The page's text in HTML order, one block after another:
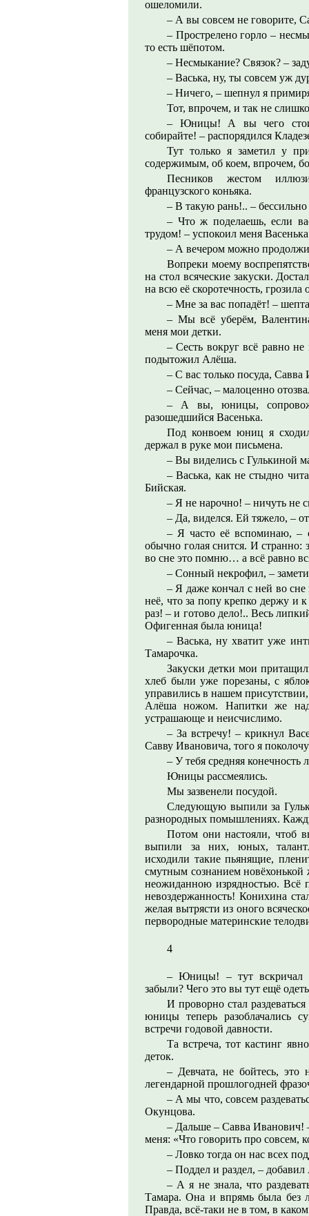
ошеломили.
– А вы совсем не говорите,
– Прострелено горло –
то есть шёпотом.
– Несмыкание? Связок? –
– Васька, ну, ты совсем уж
– Ничего, – шепнул я
Тот, впрочем, и так не
– Юницы! А вы чего
собирайте! – распорядился
Тут только я заметил у
содержимым, об коем, впрочем,
Песников жестом
французского коньяка.
– В такую рань!.. – бессильно
– Что ж поделаешь, если
трудом! – успокоил меня
– А вечером можно
Вопреки моему
на стол всяческие закуски.
на всю её скоротечность, грозила
– Мне за вас попадёт! –
– Мы всё уберём,
меня мои детки.
– Сесть вокруг всё равно
подытожил Алёша.
– С вас только посуда, Савва
– Сейчас, – малоценно
– А вы, юницы,
разошедшийся Васенька.
Под конвоем юниц я
держал в руке мои письмена.
– Вы виделись с Гулькиной
– Васька, как не стыдно
Бийская.
– Я не нарочно! – ничуть не
– Да, виделся. Ей тяжело, –
– Я часто её вспоминаю, –
обычно голая снится. И
во сне это помню… а всё равно
– Сонный некрофил, –
– Я даже кончал с ней во сне
неё, что за попу крепко держу и
раз! – и готово дело!.. Весь
Офигенная была юница!
– Васька, ну хватит уже
Тамарочка.
Закуски детки мои
хлеб были уже порезаны, с
управились в нашем
Алёша ножом. Напитки же над
устрашающе и неисчислимо.
– За встречу! – крикнул
Савву Ивановича, того я
– У тебя средняя конечность
Юницы рассмеялись.
Мы зазвенели посудой.
Следующую выпили за
разнородных помышлениях.
Потом они настояли, чтоб
выпили за них, юных,
исходили такие пьянящие,
смутным сознанием новёхонькой
неожиданною изрядностью. Всё
невоздержанность! Конихина
желая вытрясти из оного
первородные материнские
4
– Юницы! – тут вскричал
забыли? Чего это вы тут ещё
И проворно стал
юницы теперь разоблачались
встречи годовой давности.
Та встреча, тот кастинг
деток.
– Девчата, не бойтесь, это
легендарной прошлогодней
– А мы что, совсем
Окунцова.
– Дальше – Савва Иванович!
меня: «Что говорить про совсем,
– Ловко тогда он нас всех
– Поддел и раздел, –
– А я не знала, что
Тамара. Она и впрямь была без
Правда, всё-таки не в том, в